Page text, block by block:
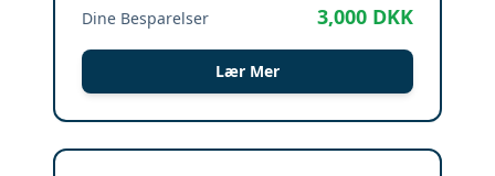
Dine Besparelser 3,000 DKK
Lær Mer